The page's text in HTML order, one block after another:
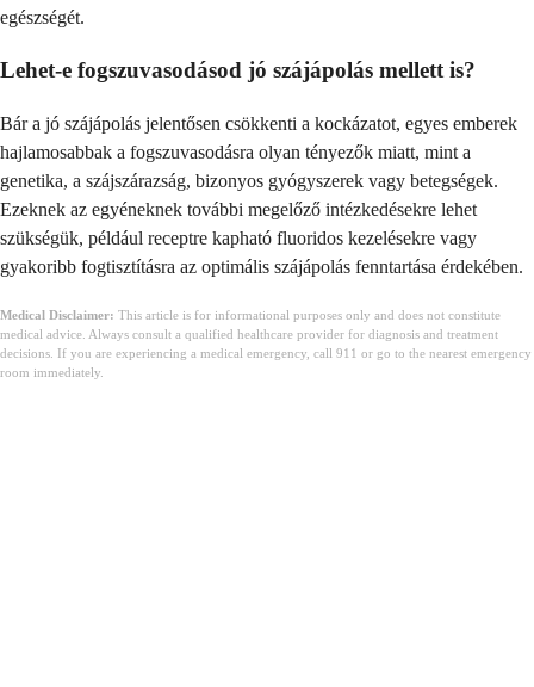
egészségét.
Lehet-e fogszuvasodásod jó szájápolás mellett is?
Bár a jó szájápolás jelentősen csökkenti a kockázatot, egyes emberek
hajlamosabbak a fogszuvasodásra olyan tényezők miatt, mint a
genetika, a szájszárazság, bizonyos gyógyszerek vagy betegségek.
Ezeknek az egyéneknek további megelőző intézkedésekre lehet
szükségük, például receptre kapható fluoridos kezelésekre vagy
gyakoribb fogtisztításra az optimális szájápolás fenntartása érdekében.
Medical Disclaimer: This article is for informational purposes only and does not constitute
medical advice. Always consult a qualified healthcare provider for diagnosis and treatment
decisions. If you are experiencing a medical emergency, call 911 or go to the nearest emergency
room immediately.